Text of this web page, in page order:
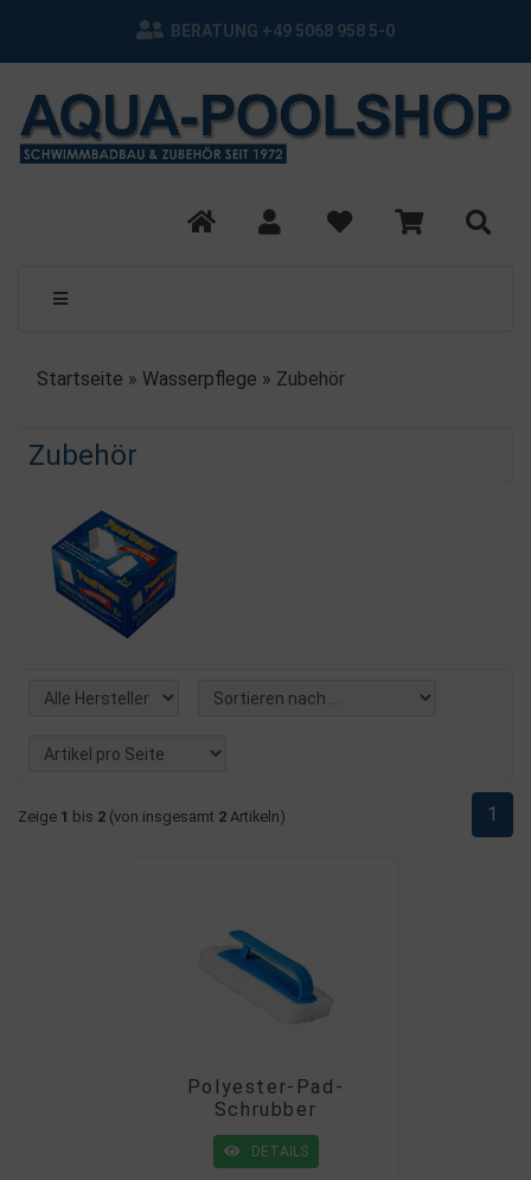
BERATUNG +49 5068 958 5-0
Startseite » Wasserpflege » Zubehör
Zubehör
Zeige 1 bis 2 (von insgesamt 2 Artikeln) 1
Polyester-Pad-
Schrubber
DETAILS